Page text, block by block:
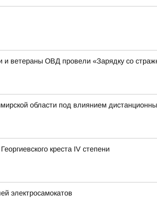
ветераны ОВД провели «Зарядку со
области под влиянием
креста IV степени
электросамокатов